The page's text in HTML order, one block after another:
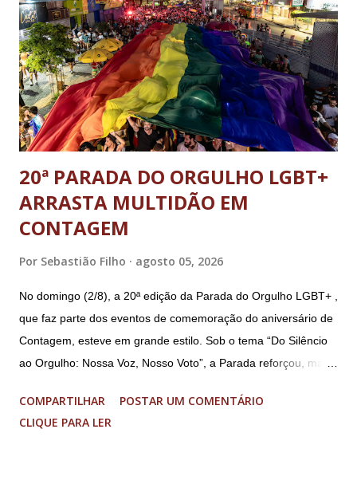
20ª PARADA DO ORGULHO LGBT+
ARRASTA MULTIDÃO EM
CONTAGEM
Por Sebastião Filho agosto 05, 2026
No domingo (2/8), a 20ª edição da Parada do Orgulho LGBT+ ,
que faz parte dos eventos de comemoração do aniversário de
Contagem, esteve em grande estilo. Sob o tema “Do Silêncio
ao Orgulho: Nossa Voz, Nosso Voto”, a Parada reforçou, mais
município. A concentração foi na Praça da Glória, que estava
preparada com um palco e contou com diversos shows,
COMPARTILHAR
POSTAR UM COMENTÁRIO
CLIQUE PARA LER